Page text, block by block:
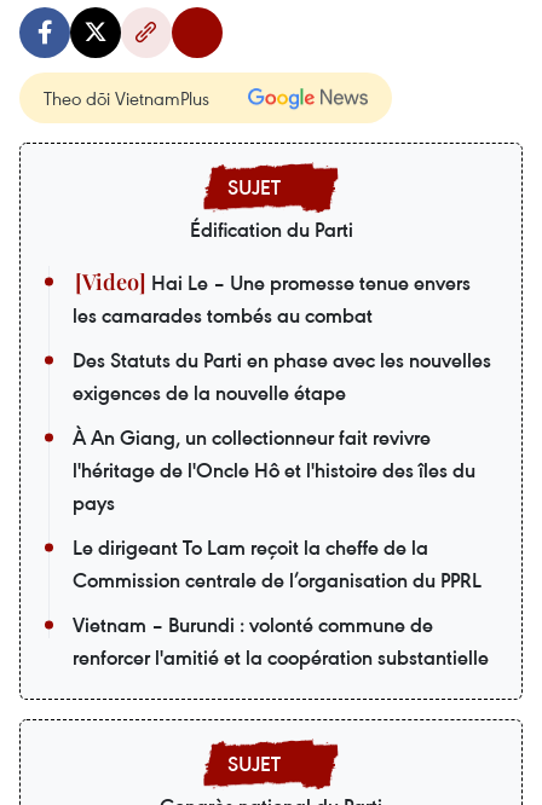
Theo dõi VietnamPlus
Édification du Parti
Hai Le – Une promesse tenue envers
les camarades tombés au combat
Des Statuts du Parti en phase avec les nouvelles
exigences de la nouvelle étape
À An Giang, un collectionneur fait revivre
l'héritage de l'Oncle Hô et l'histoire des îles du
pays
Le dirigeant To Lam reçoit la cheffe de la
Commission centrale de l’organisation du PPRL
Vietnam – Burundi : volonté commune de
renforcer l'amitié et la coopération substantielle